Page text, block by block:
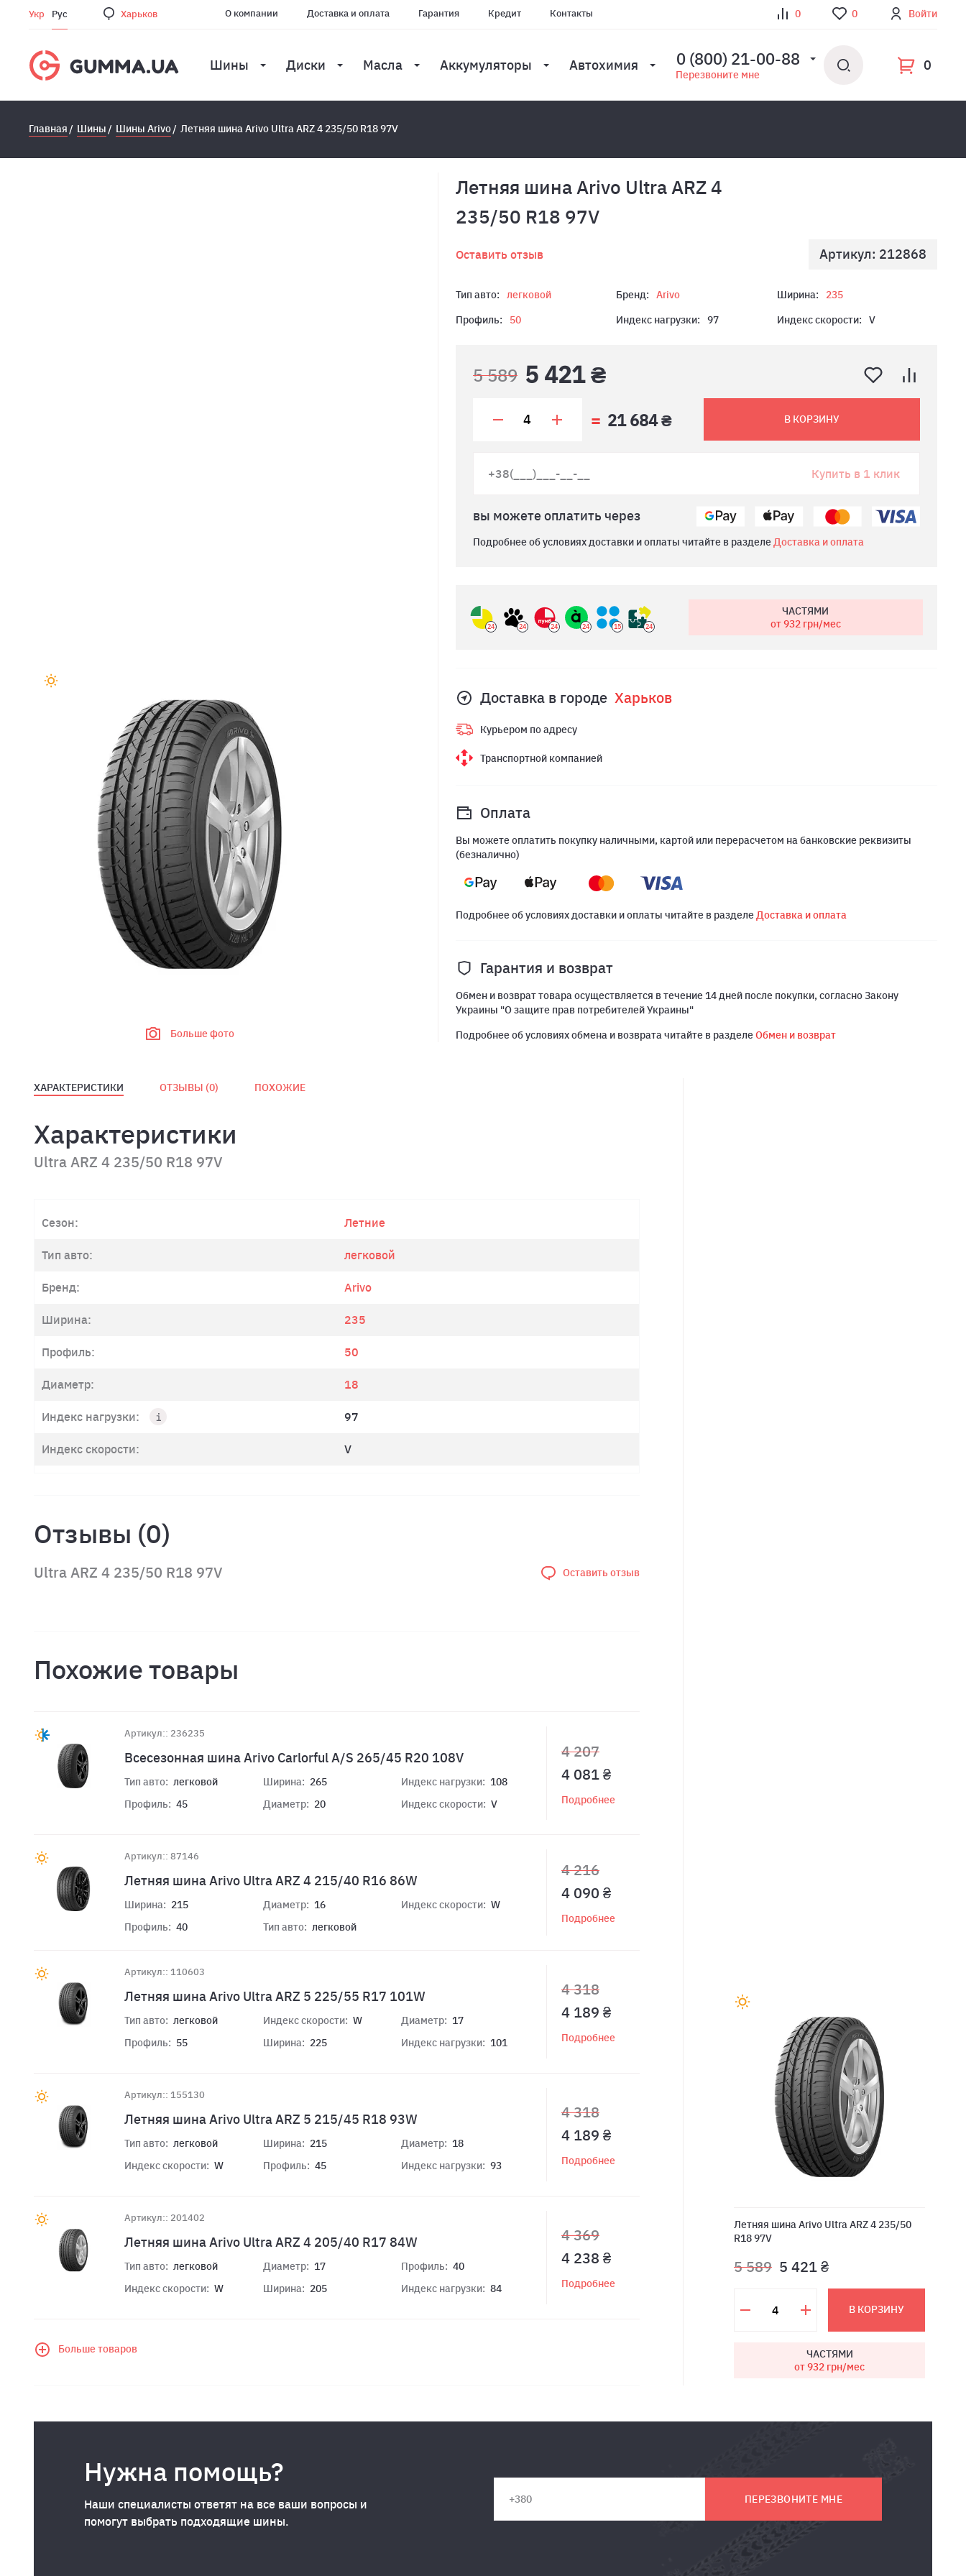
Укр Рус Харьков О компании Доставка и оплата Гарантия Кредит Контакты 0 0 Войти
Шины Диски Масла Аккумуляторы Автохимия 0 (800) 21-00-88
Перезвоните мне
0
Главная Шины Шины Arivo Летняя шина Arivo Ultra ARZ 4 235/50 R18 97V
Больше фото
Летняя шина Arivo Ultra ARZ 4
235/50 R18 97V
Оставить отзыв Артикул: 212868
Тип авто: легковой Бренд: Arivo Ширина:
235
Профиль:
50 Индекс нагрузки: 97 Индекс скорости: V
5 589 5 421 ₴
21 684 ₴ В КОРЗИНУ
Купить в 1 клик
вы можете оплатить через
Подробнее об условиях доставки и оплаты читайте в разделеДоставка и оплата
24 24 24 24 15 24
ЧАСТЯМИ
от 932грн/мес
Доставка в городе Харьков
Курьером по адресу
Транспортной компанией
Оплата
Вы можете оплатить покупку наличными, картой или перерасчетом на банковские реквизиты
(безналично)
Подробнее об условиях доставки и оплаты читайте в разделеДоставка и оплата
Гарантия и возврат
Обмен и возврат товара осуществляется в течение 14 дней после покупки, согласно Закону
Украины "О защите прав потребителей Украины"
Подробнее об условиях обмена и возврата читайте в разделеОбмен и возврат
ХАРАКТЕРИСТИКИ ОТЗЫВЫ (0) ПОХОЖИЕ
Характеристики
Ultra ARZ 4 235/50 R18 97V
Сезон: Летние
Тип авто: легковой
Бренд: Arivo
Ширина: 235
Профиль: 50
Диаметр: 18
Индекс нагрузки: 97
Индекс скорости: V
Отзывы (0)
Ultra ARZ 4 235/50 R18 97V Оставить отзыв
Похожие товары
Артикул:: 236235
Всесезонная шина Arivo Carlorful A/S 265/45 R20 108V
Тип авто: легковой
Профиль: 45
Ширина: 265
Диаметр: 20
Индекс нагрузки: 108
Индекс скорости: V
4 207
4 081 ₴
Подробнее
Артикул:: 87146
Летняя шина Arivo Ultra ARZ 4 215/40 R16 86W
Ширина: 215
Профиль: 40
Диаметр: 16
Тип авто: легковой
Индекс скорости: W
4 216
4 090 ₴
Подробнее
Артикул:: 110603
Летняя шина Arivo Ultra ARZ 5 225/55 R17 101W
Тип авто: легковой
Профиль: 55
Индекс скорости: W
Ширина: 225
Диаметр: 17
Индекс нагрузки: 101
4 318
4 189 ₴
Подробнее
Артикул:: 155130
Летняя шина Arivo Ultra ARZ 5 215/45 R18 93W
Тип авто: легковой
Индекс скорости: W
Ширина: 215
Профиль: 45
Диаметр: 18
Индекс нагрузки: 93
4 318
4 189 ₴
Подробнее
Артикул:: 201402
Летняя шина Arivo Ultra ARZ 4 205/40 R17 84W
Тип авто: легковой
Индекс скорости: W
Диаметр: 17
Ширина: 205
Профиль: 40
Индекс нагрузки: 84
4 369
4 238 ₴
Подробнее
Больше товаров
Летняя шина Arivo Ultra ARZ 4 235/50
R18 97V
5 589 5 421 ₴
В КОРЗИНУ
ЧАСТЯМИ
от 932 грн/мес
Нужна помощь?
Наши специалисты ответят на все ваши вопросы и
помогут выбрать подходящие шины.
ПЕРЕЗВОНИТЕ МНЕ